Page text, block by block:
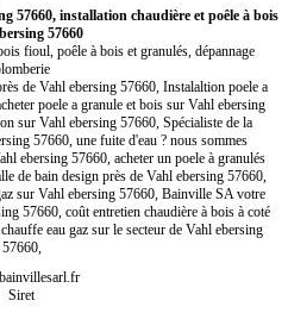
57660, installation chaudière et poêle à bois
57660
fioul, poêle à bois et granulés, dépannage
de Vahl ebersing 57660, Instalaltion poele a
poele a granule et bois sur Vahl ebersing
sur Vahl ebersing 57660, Spécialiste de la
57660, une fuite d'eau ? nous sommes
ebersing 57660, acheter un poele à granulés
de bain design près de Vahl ebersing 57660,
sur Vahl ebersing 57660, Bainville SA votre
57660, coût entretien chaudière à bois à coté
eau gaz sur le secteur de Vahl ebersing
57660,
Siret